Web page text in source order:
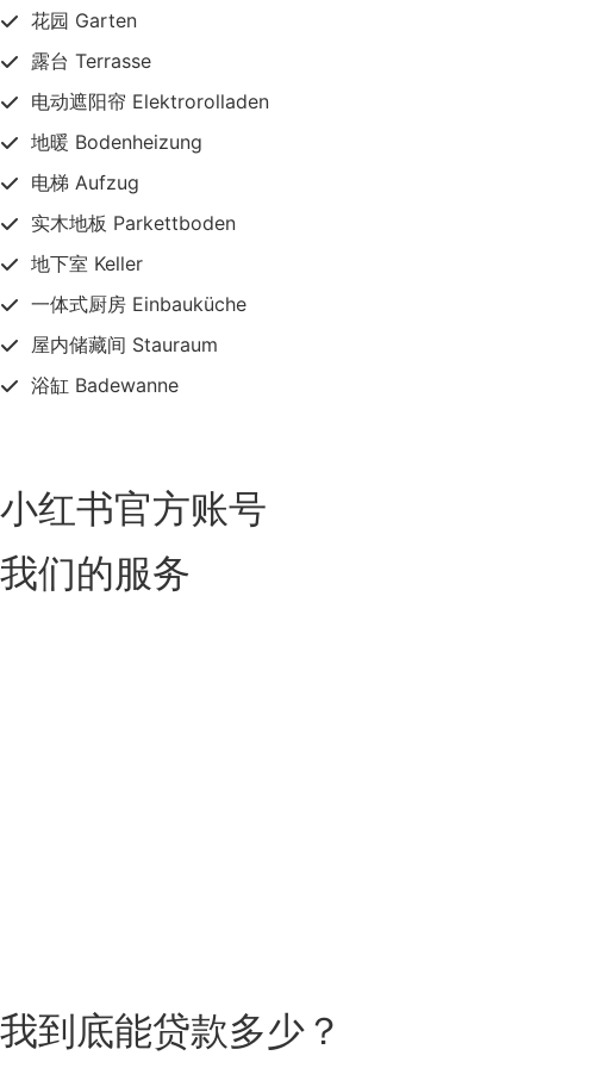
花园 Garten
露台 Terrasse
电动遮阳帘 Elektrorolladen
地暖 Bodenheizung
电梯 Aufzug
实木地板 Parkettboden
地下室 Keller
一体式厨房 Einbauküche
屋内储藏间 Stauraum
浴缸 Badewanne
小红书官方账号
我们的服务
我到底能贷款多少？